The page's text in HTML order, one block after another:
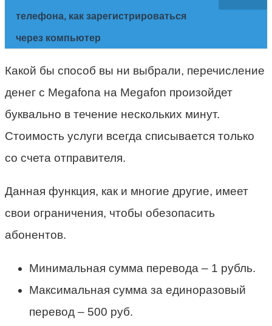
телефона, как зарегистрироваться
через компьютер
Какой бы способ вы ни выбрали, перечисление
денег с Megafona на Megafon произойдет
буквально в течение нескольких минут.
Стоимость услуги всегда списывается только
со счета отправителя.
Данная функция, как и многие другие, имеет
свои ограничения, чтобы обезопасить
абонентов.
Минимальная сумма перевода – 1 рубль.
Максимальная сумма за единоразовый
перевод – 500 руб.